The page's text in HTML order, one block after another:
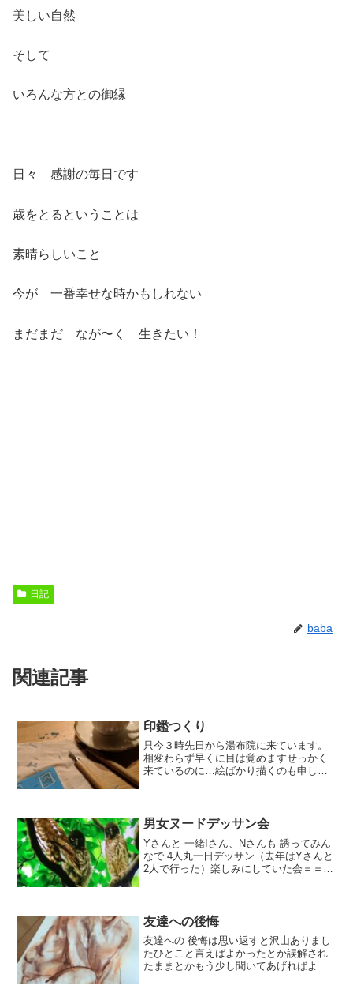
美しい自然
そして
いろんな方との御縁
日々 感謝の毎日です
歳をとるということは
素晴らしいこと
今が 一番幸せな時かもしれない
まだまだ なが〜く 生きたい！
日記
baba
関連記事
印鑑つくり
只今３時先日から湯布院に来ています。
相変わらず早くに目は覚めますせっかく
来ているのに…絵ばかり描くのも申し訳
云わず協力してくれる夫の...
男女ヌードデッサン会
Yさんと 一緒Iさん、Nさんも 誘ってみん
なで 4人丸一日デッサン（去年はYさんと
2人で行った）楽しみにしていた会＝＝＝
昨日、Y...
友達への後悔
友達への 後悔は思い返すと沢山ありまし
たひとこと言えばよかったとか誤解され
たままとかもう少し聞いてあげればよか